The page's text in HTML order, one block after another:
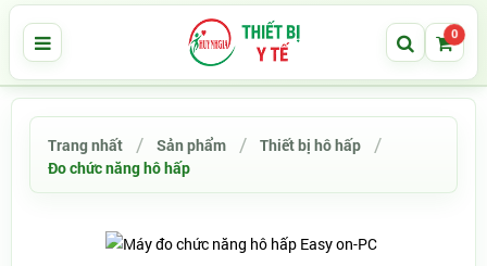
0
Trang nhất Sản phẩm
Thiết bị hô hấp
Đo chức năng hô hấp